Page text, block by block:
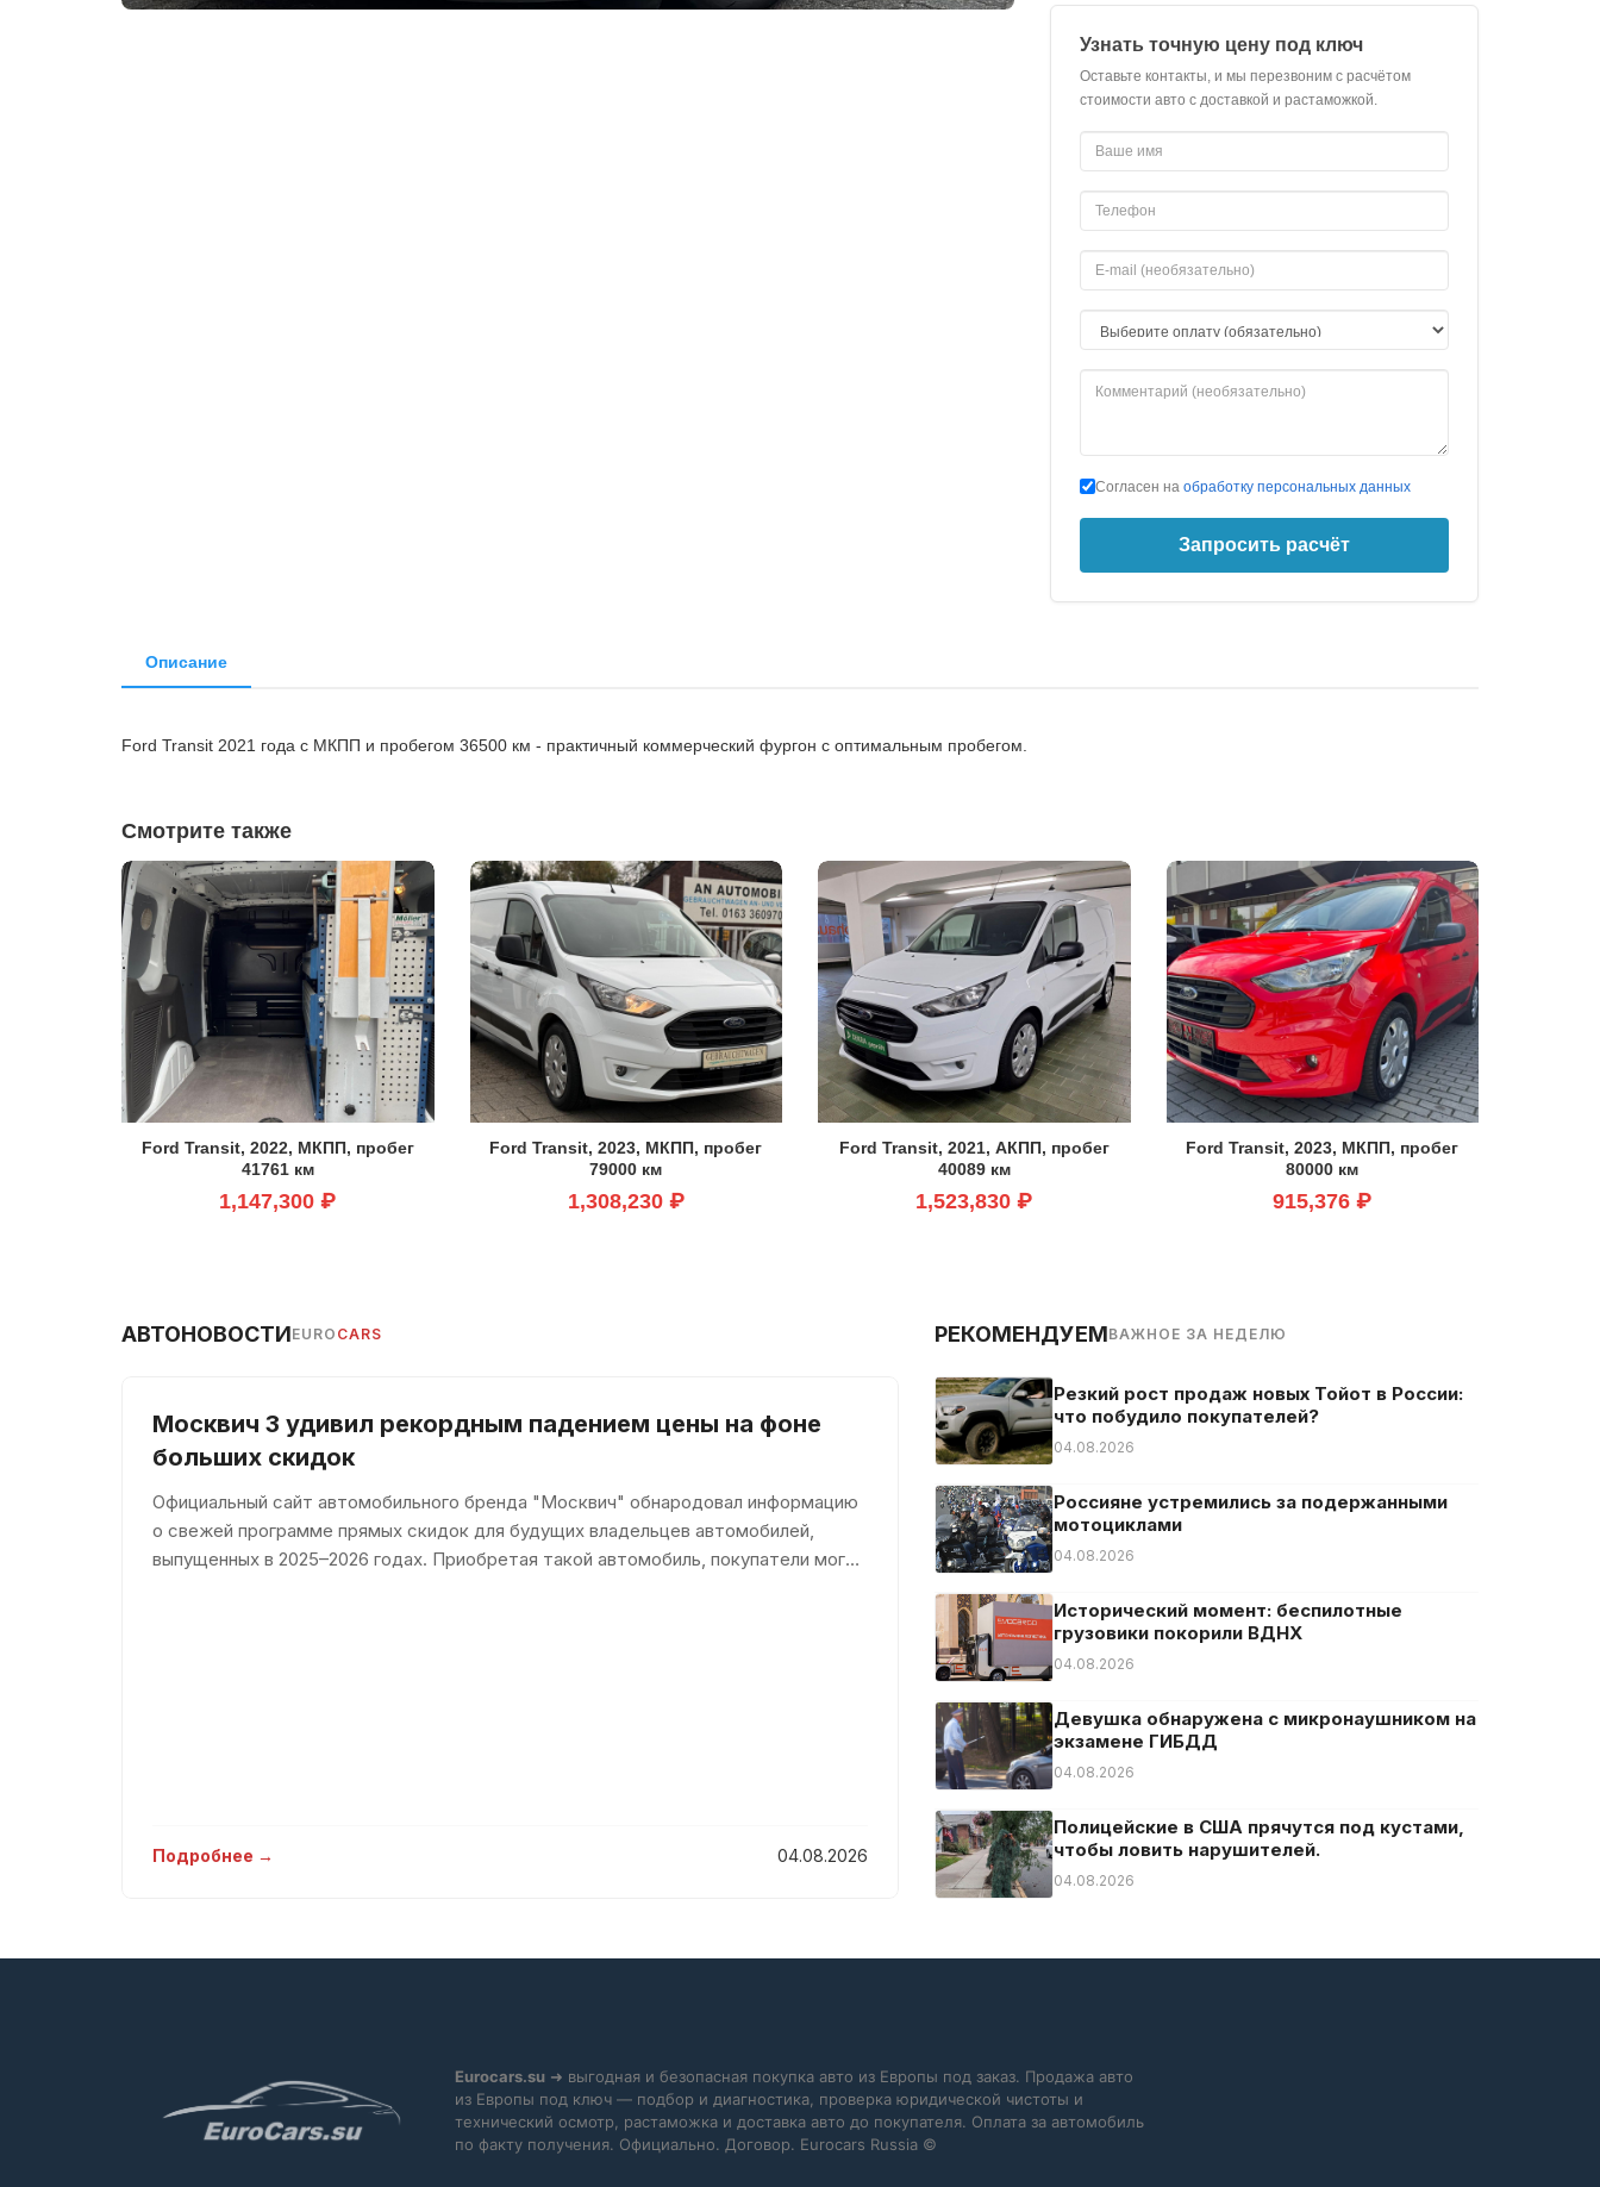
Узнать точную цену под ключ
Оставьте контакты, и мы перезвоним с расчётом
стоимости авто с доставкой и растаможкой.
Согласен на обработку персональных данных
Запросить расчёт
Описание
Ford Transit 2021 года с МКПП и пробегом 36500 км - практичный коммерческий фургон с оптимальным пробегом.
Смотрите также
Ford Transit, 2022, МКПП, пробег
41761 км
1,147,300 ₽
Ford Transit, 2023, МКПП, пробег
79000 км
1,308,230 ₽
Ford Transit, 2021, АКПП, пробег
40089 км
1,523,830 ₽
Ford Transit, 2023, МКПП, пробег
80000 км
915,376 ₽
АВТОНОВОСТИEURO CARS
Москвич 3 удивил рекордным падением цены на фоне
больших скидок
Официальный сайт автомобильного бренда "Москвич" обнародовал информацию
о свежей программе прямых скидок для будущих владельцев автомобилей,
выпущенных в 2025–2026 годах. Приобретая такой автомобиль, покупатели могут
Подробнее → 04.08.2026
РЕКОМЕНДУЕМВАЖНОЕ ЗА НЕДЕЛЮ
Резкий рост продаж новых Тойот в России:
что побудило покупателей?
04.08.2026
Россияне устремились за подержанными
мотоциклами
04.08.2026
Исторический момент: беспилотные
грузовики покорили ВДНХ
04.08.2026
Девушка обнаружена с микронаушником на
экзамене ГИБДД
04.08.2026
Полицейские в США прячутся под кустами,
чтобы ловить нарушителей.
04.08.2026
Eurocars.su ➜ выгодная и безопасная покупка авто из Европы под заказ. Продажа авто
из Европы под ключ — подбор и диагностика, проверка юридической чистоты и
технический осмотр, растаможка и доставка авто до покупателя. Оплата за автомобиль
по факту получения. Официально. Договор. Eurocars Russia ©